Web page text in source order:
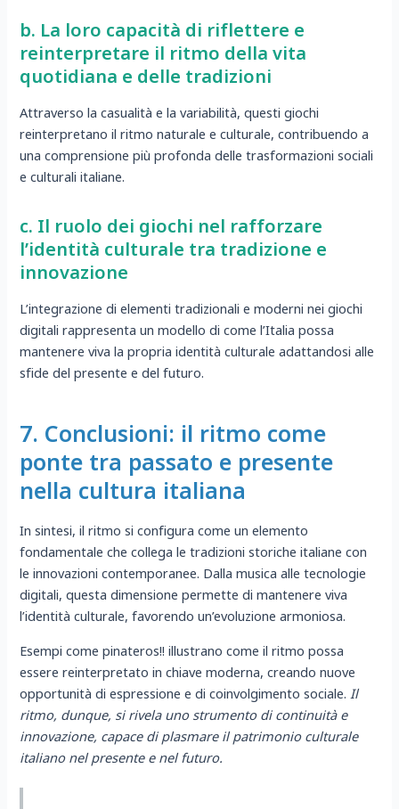
b. La loro capacità di riflettere e
reinterpretare il ritmo della vita
quotidiana e delle tradizioni
Attraverso la casualità e la variabilità, questi giochi
reinterpretano il ritmo naturale e culturale, contribuendo a
una comprensione più profonda delle trasformazioni sociali
e culturali italiane.
c. Il ruolo dei giochi nel rafforzare
l’identità culturale tra tradizione e
innovazione
L’integrazione di elementi tradizionali e moderni nei giochi
digitali rappresenta un modello di come l’Italia possa
mantenere viva la propria identità culturale adattandosi alle
sfide del presente e del futuro.
7. Conclusioni: il ritmo come
ponte tra passato e presente
nella cultura italiana
In sintesi, il ritmo si configura come un elemento
fondamentale che collega le tradizioni storiche italiane con
le innovazioni contemporanee. Dalla musica alle tecnologie
digitali, questa dimensione permette di mantenere viva
l’identità culturale, favorendo un’evoluzione armoniosa.
Esempi come pinateros!! illustrano come il ritmo possa
essere reinterpretato in chiave moderna, creando nuove
opportunità di espressione e di coinvolgimento sociale.Il
ritmo, dunque, si rivela uno strumento di continuità e
innovazione, capace di plasmare il patrimonio culturale
italiano nel presente e nel futuro.